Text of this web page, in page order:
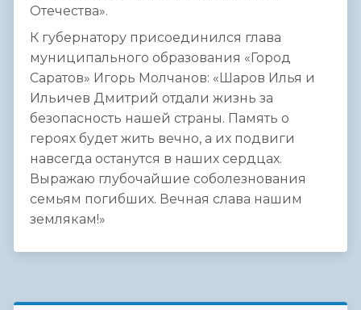
Отечества».
К губернатору присоединился глава
муниципального образования «Город
Саратов» Игорь Молчанов: «Шаров Илья и
Ильичев Дмитрий отдали жизнь за
безопасность нашей страны. Память о
героях будет жить вечно, а их подвиги
навсегда останутся в наших сердцах.
Выражаю глубочайшие соболезнования
семьям погибших. Вечная слава нашим
землякам!»